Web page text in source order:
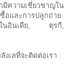
มีความเชี่ยวชาญใน
ซื้อและการปลูกถ่าย
ในอินเดีย, ตุรกี,
เลที่จะติดต่อเรา